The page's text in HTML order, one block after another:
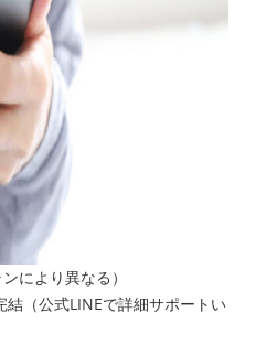
により異なる）
（公式LINEで詳細サポートい